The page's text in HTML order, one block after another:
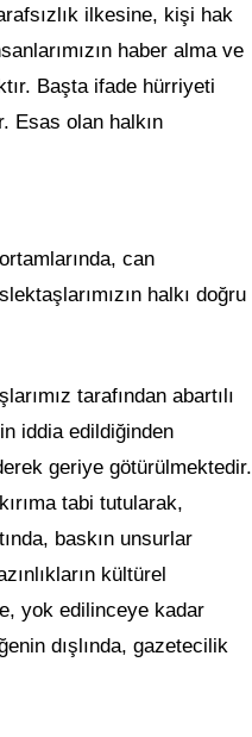
ilkesine, kişi hak
haber alma ve
Başta ifade hürriyeti
Esas olan halkın
can
halkı doğru
tarafından abartılı
iddia edildiğinden
geriye götürülmektedir.
tabi tutularak,
baskın unsurlar
kültürel
yok edilinceye kadar
dışlında, gazetecilik